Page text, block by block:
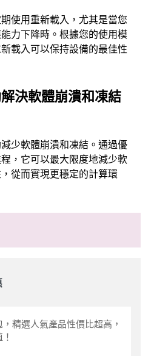
使用重新載入，尤其是當您
力下降時。根據您的使用模
載入可以保持設備的最佳性
決軟體崩潰和凍結
少軟體崩潰和凍結。通過優
，它可以最大限度地減少軟
從而實現更穩定的計算環
精選人氣產品性價比超高，